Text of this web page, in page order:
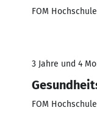
FOM
3 Jahre und 4
FOM